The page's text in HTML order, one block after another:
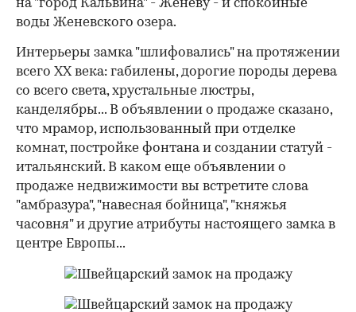
на "город Кальвина" - Женеву - и спокойные
воды Женевского озера.
Интерьеры замка "шлифовались" на протяжении
всего XX века: габилены, дорогие породы дерева
со всего света, хрустальные люстры,
канделябры... В объявлении о продаже сказано,
что мрамор, использованный при отделке
комнат, постройке фонтана и создании статуй -
итальянский. В каком еще объявлении о
продаже недвижимости вы встретите слова
"амбразура", "навесная бойница", "княжья
часовня" и другие атрибуты настоящего замка в
центре Европы...